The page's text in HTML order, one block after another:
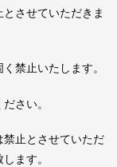
させていただきま
禁止いたします。
さい。
止とさせていただ
ます。